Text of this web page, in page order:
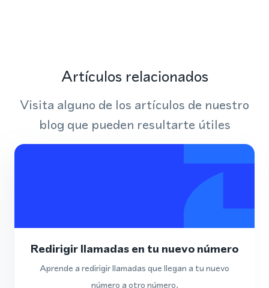
Artículos relacionados
Visita alguno de los artículos de nuestro
blog que pueden resultarte útiles
Redirigir llamadas en tu nuevo número
Aprende a redirigir llamadas que llegan a tu nuevo
número a otro número.